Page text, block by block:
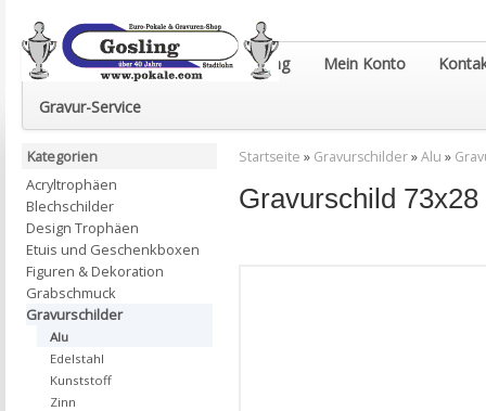
Euro-Pokale & Gravur-Shop Gosling Mein Konto
Gravur-Service
Startseite » Gravurschilder»Alu »
Gravurschild 73x28
Kategorien
Acryltrophäen
Blechschilder
Design Trophäen
Etuis und Geschenkboxen
Figuren & Dekoration
Grabschmuck
Gravurschilder
Alu
Edelstahl
Kunststoff
Zinn